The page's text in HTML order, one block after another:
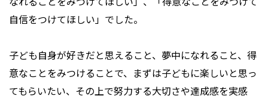
自信をつけてほしい」でした。
子ども自身が好きだと思えること、夢中になれること、得
意なことをみつけることで、まずは子どもに楽しいと思っ
てもらいたい、その上で努力する大切さや達成感を実感